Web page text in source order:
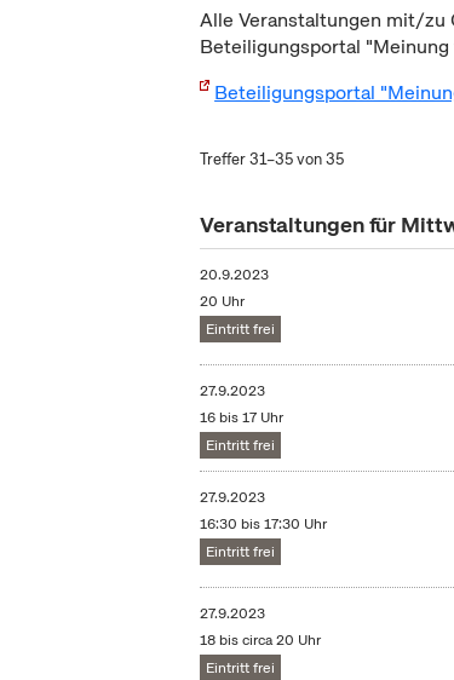
Alle Veranstaltungen mit/zu
Beteiligungsportal "Meinung
Beteiligungsportal
Treffer 31–35 von 35
Veranstaltungen für
20.9.2023
20 Uhr
Eintritt frei
27.9.2023
16 bis 17 Uhr
Eintritt frei
27.9.2023
16:30 bis 17:30 Uhr
Eintritt frei
27.9.2023
18 bis circa 20 Uhr
Eintritt frei